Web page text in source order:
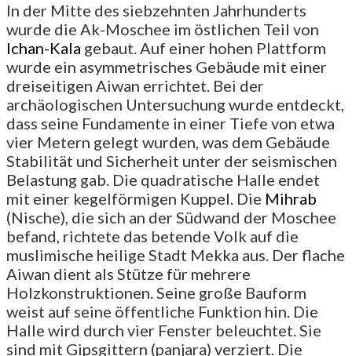
In der Mitte des siebzehnten Jahrhunderts
wurde die Ak-Moschee im östlichen Teil von
Ichan-Kala gebaut. Auf einer hohen Plattform
wurde ein asymmetrisches Gebäude mit einer
dreiseitigen Aiwan errichtet. Bei der
archäologischen Untersuchung wurde entdeckt,
dass seine Fundamente in einer Tiefe von etwa
vier Metern gelegt wurden, was dem Gebäude
Stabilität und Sicherheit unter der seismischen
Belastung gab. Die quadratische Halle endet
mit einer kegelförmigen Kuppel. Die Mihrab
(Nische), die sich an der Südwand der Moschee
befand, richtete das betende Volk auf die
muslimische heilige Stadt Mekka aus. Der flache
Aiwan dient als Stütze für mehrere
Holzkonstruktionen. Seine große Bauform
weist auf seine öffentliche Funktion hin. Die
Halle wird durch vier Fenster beleuchtet. Sie
sind mit Gipsgittern (panjara) verziert. Die